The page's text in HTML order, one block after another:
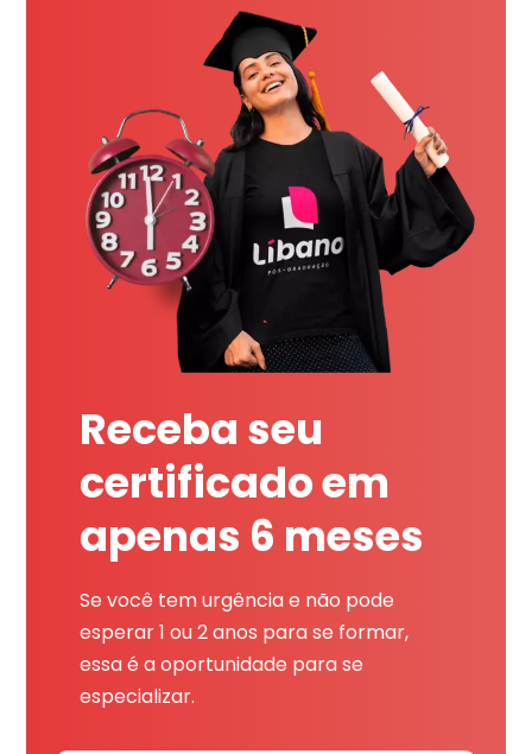
Receba seu
certificado em
apenas 6 meses
Se você tem urgência e não pode
esperar 1 ou 2 anos para se formar,
essa é a oportunidade para se
especializar.